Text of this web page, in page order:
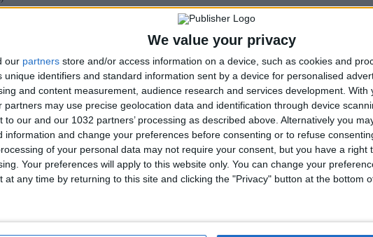
We value your privacy
our partners store and/or access information on a device, such as cookies and
unique identifiers and standard information sent by a device for personalised
and content measurement, audience research and services development. With
partners may use precise geolocation data and identification through device
to our and our 1032 partners’ processing as described above. Alternatively you
information and change your preferences before consenting or to refuse
of your personal data may not require your consent, but you have a right
Your preferences will apply to this website only. You can change your
at any time by returning to this site and clicking the "Privacy" button at the bottom